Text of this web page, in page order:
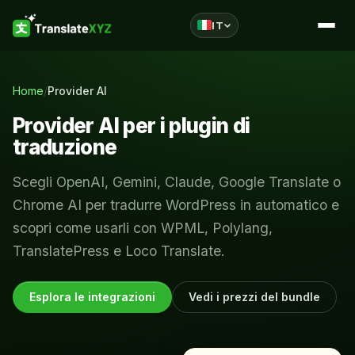
IT
AutoPoly
Traduzione AI per Polylang
PROVIDER AI
Gemini AI per Polylang
Home/Provider AI
Provider AI per i plugin di
traduzione
Scegli OpenAI, Gemini, Claude, Google Translate o
Chrome AI per tradurre WordPress in automatico e
scopri come usarli con WPML, Polylang,
TranslatePress e Loco Translate.
Esplora le integrazioni Vedi i prezzi del bundle